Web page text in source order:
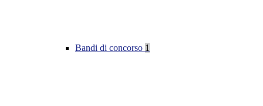
Bandi di concorso 1